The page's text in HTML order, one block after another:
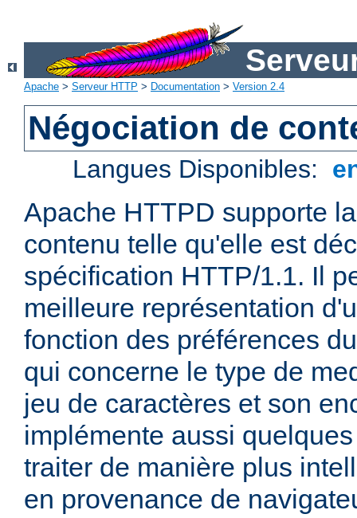
Apache > Serveur HTTP > Documentation > Version 2.4
Négociation de
Langues Disponibles:
Apache HTTPD supporte
contenu telle qu'elle est
spécification HTTP/1.1. Il
meilleure représentation
fonction des préférences
qui concerne le type de
jeu de caractères et son
implémente aussi
traiter de manière plus
en provenance de